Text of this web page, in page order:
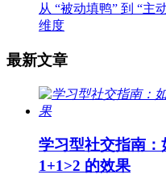
从 “被动填鸭” 到 “主
维度
最新文章
学习型社交指南
1+1>2 的效果